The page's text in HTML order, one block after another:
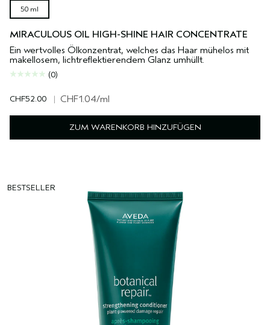
50 ml
MIRACULOUS OIL HIGH-SHINE HAIR CONCENTRATE
Ein wertvolles Ölkonzentrat, welches das Haar mühelos mit
makellosem, lichtreflektierendem Glanz umhüllt.
(0)
CHF52.00 | CHF1.04/ml
ZUM WARENKORB HINZUFÜGEN
BESTSELLER